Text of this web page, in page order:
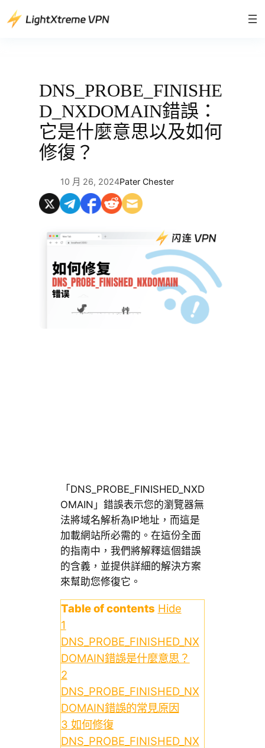
至
DNS_PROBE_FINISHE
D_NXDOMAIN錯誤：
它是什麼意思以及如何
修復？
10 月 26, 2024Pater Chester
「DNS_PROBE_FINISHED_NXD
OMAIN」錯誤表示您的瀏覽器無
法將域名解析為IP地址，而這是
加載網站所必需的。在這份全面
的指南中，我們將解釋這個錯誤
的含義，並提供詳細的解決方案
來幫助您修復它。
Table of contents Hide
1
DNS_PROBE_FINISHED_NX
DOMAIN錯誤是什麼意思？
2
DNS_PROBE_FINISHED_NX
DOMAIN錯誤的常見原因
3 如何修復
DNS_PROBE_FINISHED_NX